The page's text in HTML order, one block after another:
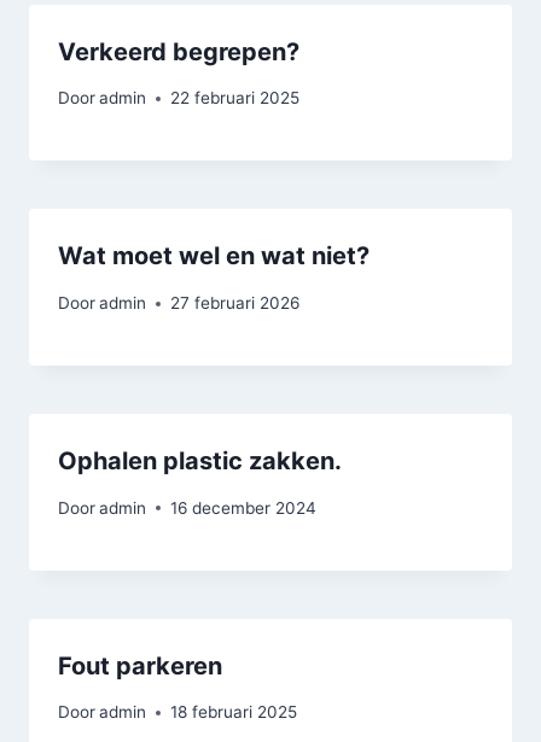
Verkeerd begrepen?
Dooradmin 22 februari 2025
Wat moet wel en wat niet?
Dooradmin 27 februari 2026
Ophalen plastic zakken.
Dooradmin 16 december 2024
Fout parkeren
Dooradmin 18 februari 2025